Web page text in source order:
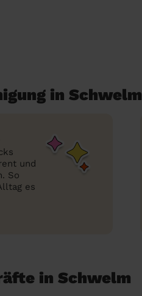
in Schwelm
und
So
es
in Schwelm